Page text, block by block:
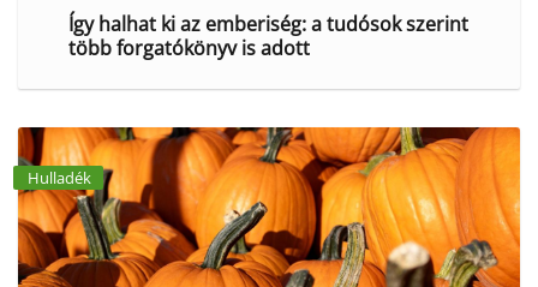
Így halhat ki az emberiség: a tudósok szerint
több forgatókönyv is adott
Hulladék